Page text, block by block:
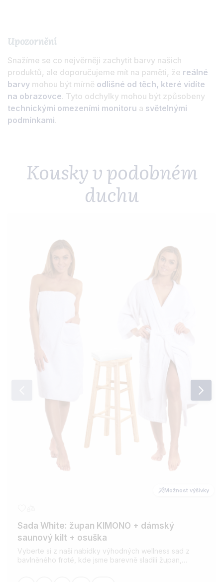
Upozornění
Snažíme se co nejvěrněji zachytit barvy našich
produktů, ale doporučujeme mít na paměti, že reálné
barvy mohou být mírně odlišné od těch, které vidíte
na obrazovce. Tyto odchylky mohou být způsobeny
technickými omezeními monitoru a světelnými
podmínkami.
Kousky v podobném
duchu
Možnost výšivky
Sada White: župan KIMONO + dámský
saunový kilt + osuška
Vyberte si z naší nabídky výhodných wellness sad z
bavlněného froté, kde jsme barevně sladili župan,